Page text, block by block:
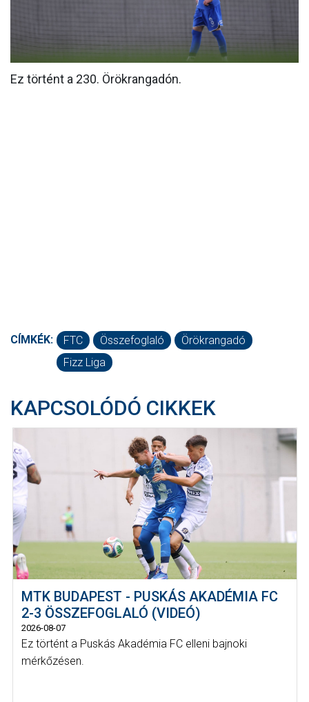
MÉRKŐZÉSEK
KLUB
GALÉRIA
Ez történt a 230. Örökrangadón.
CÍMKÉK: FTC Összefoglaló
Örökrangadó
Fizz Liga
KAPCSOLÓDÓ CIKKEK
MTK BUDAPEST - PUSKÁS AKADÉMIA FC
2-3 ÖSSZEFOGLALÓ (VIDEÓ)
2026-08-07
Ez történt a Puskás Akadémia FC elleni bajnoki
mérkőzésen.